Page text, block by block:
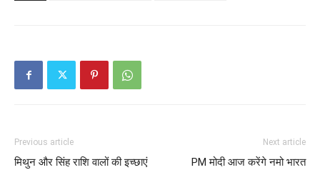
Previous article
मिथुन और सिंह राशि वालों की इच्छाएं
Next article
PM मोदी आज करेंगे नमो भारत